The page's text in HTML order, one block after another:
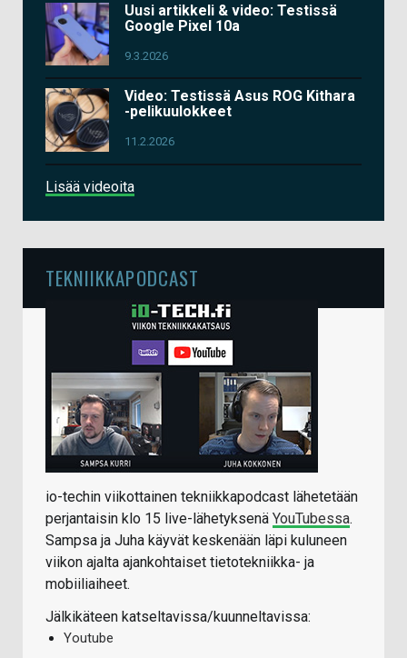
Uusi artikkeli & video: Testissä
Google Pixel 10a
9.3.2026
Video: Testissä Asus ROG Kithara
-pelikuulokkeet
11.2.2026
Lisää videoita
TEKNIIKKAPODCAST
io-techin viikottainen tekniikkapodcast lähetetään
perjantaisin klo 15 live-lähetyksenä YouTubessa.
Sampsa ja Juha käyvät keskenään läpi kuluneen
viikon ajalta ajankohtaiset tietotekniikka- ja
mobiiliaiheet.
Jälkikäteen katseltavissa/kuunneltavissa:
Youtube